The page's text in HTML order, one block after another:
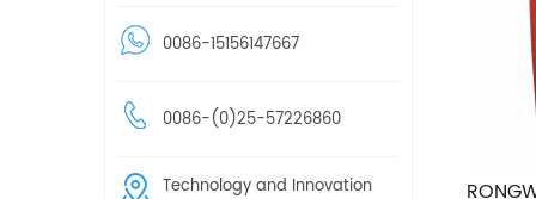
0086-15156147667
0086-(0)25-57226860
Technology and Innovation